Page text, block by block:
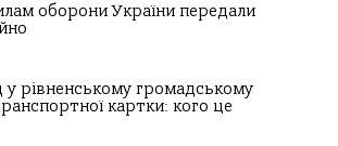
оборони України передали
у рівненському громадському
картки: кого це